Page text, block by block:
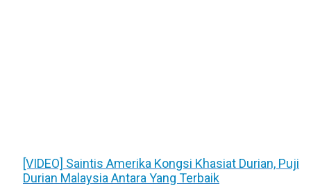
[VIDEO] Saintis Amerika Kongsi Khasiat Durian, Puji
Durian Malaysia Antara Yang Terbaik